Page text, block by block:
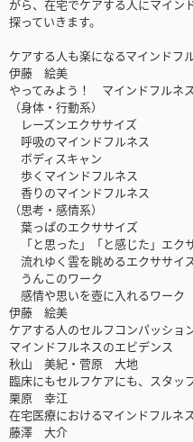
がら、在宅でケアする人にマイン
探っていきます。
ケアする人も楽になるマインドフ
伊藤 絵美
やってみよう！ マインドフルネ
（身体・行動系）
レーズンエクササイズ
呼吸のマインドフルネス
ボディスキャン
歩くマインドフルネス
香りのマインドフルネス
（思考・感情系）
葉っぱのエクササイズ
「と思った」「と感じた」エク
流れゆく雲を眺めるエクササイ
うんこのワーク
感情や思いを壺に入れるワーク
伊藤 絵美
ケアする人のセルフコンパッショ
マインドフルネスのエビデンス
秋山 美紀・菅原 大地
臨床にもセルフケアにも、スタッ
栗原 幸江
在宅医療におけるマインドフルネ
藤澤 大介